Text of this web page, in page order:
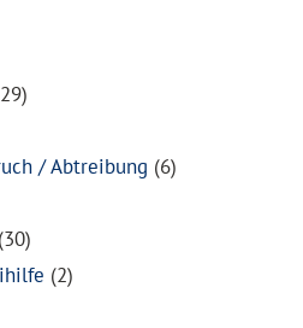
/ Abtreibung (6)
(30)
(2)